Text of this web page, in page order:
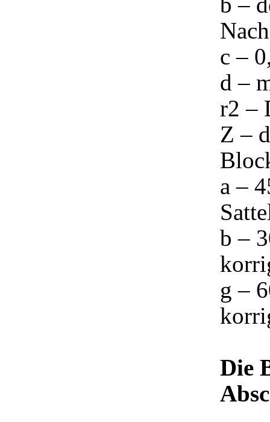
c –
d –
r2 –
Z –
a –
b –
g –
Die